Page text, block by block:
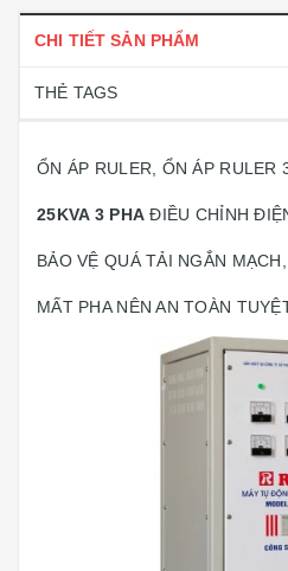
CHI TIẾT SẢN PHẨM
THẺ TAGS
ỔN ÁP RULER, ỔN ÁP RULER
25KVA 3 PHA ĐIỀU CHỈNH
BẢO VỆ QUÁ TẢI NGẮN
MẤT PHA NÊN AN TOÀN